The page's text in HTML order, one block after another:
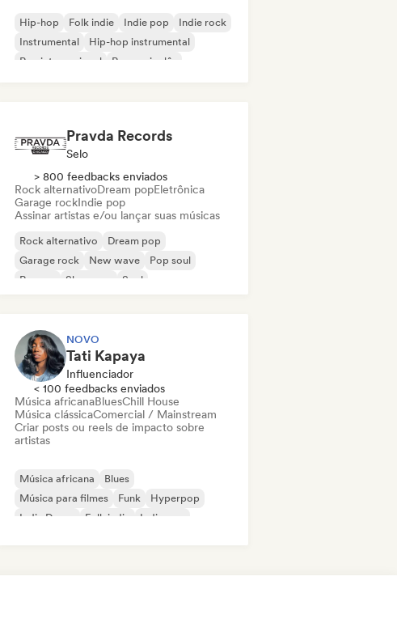
Hip-hop Folk indie Indie pop
Indie rock
Instrumental
Hip-hop instrumental
Rap internacional
Rap em inglês
Pravda Records
Selo
> 800 feedbacks enviados
Rock alternativoDream popEletrônica
Garage rockIndie pop
Assinar artistas e/ou lançar suas músicas
Rock alternativo
Dream pop
Garage rock
New wave
Pop soul
Reggae
Shoegaze Soul
NOVO
Tati Kapaya
Influenciador
< 100 feedbacks enviados
Música africanaBluesChill House
Música clássicaComercial / Mainstream
Criar posts ou reels de impacto sobre
artistas
Música africana
Blues
Música para filmes
Funk
Hyperpop
Indie Dance
Folk indie Indie pop